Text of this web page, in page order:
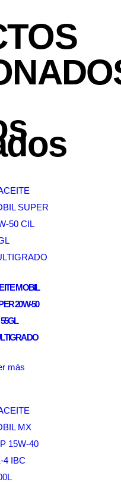
MOBIL
20W-50
más